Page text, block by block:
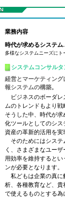
業務内容
時代が求めるシステム
多様なシステムニーズに
システムコンサルタ
経営とマーケティン
報システムの構築。
ビジネスのボーダレ
ムのトレンドもより
そうした中、時代が
化ツールとしてのシ
資産の革新的活用を
そのためにはシステ
く、さまざまなユー
用効率を維持すると
ンが必要となります。
私どもは企業の真に
析、各種教育など、
で使えるものとする